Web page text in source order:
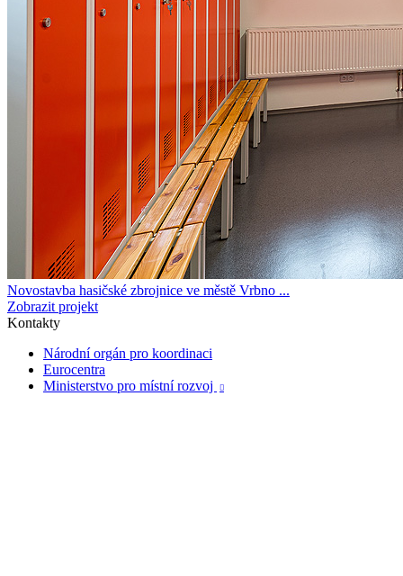
Novostavba hasičské zbrojnice ve městě Vrbno ...
Zobrazit projekt
Kontakty
Národní orgán pro koordinaci
Eurocentra
Ministerstvo pro místní rozvoj
